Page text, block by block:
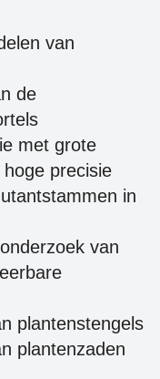
van
de
met grote
precisie
in
van
plantenstengels
plantenzaden